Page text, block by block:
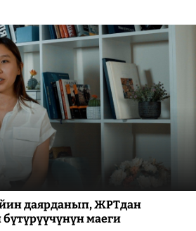
даярданып, ЖРТдан
маеги